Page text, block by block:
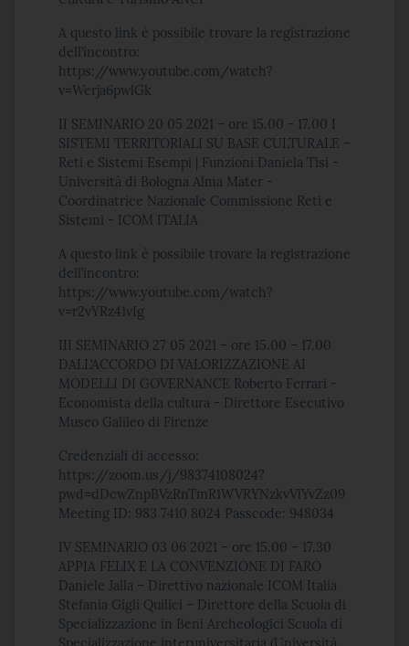
A questo link è possibile trovare la registrazione
dell’incontro:
https://www.youtube.com/watch?
v=Werja6pwlGk
II SEMINARIO 20 05 2021 – ore 15.00 - 17.00 I
SISTEMI TERRITORIALI SU BASE CULTURALE –
Reti e Sistemi Esempi | Funzioni Daniela Tisi -
Università di Bologna Alma Mater -
Coordinatrice Nazionale Commissione Reti e
Sistemi - ICOM ITALIA
A questo link è possibile trovare la registrazione
dell’incontro:
https://www.youtube.com/watch?
v=r2vYRz41vIg
III SEMINARIO 27 05 2021 – ore 15.00 – 17.00
DALL’ACCORDO DI VALORIZZAZIONE AI
MODELLI DI GOVERNANCE Roberto Ferrari -
Economista della cultura - Direttore Esecutivo
Museo Galileo di Firenze
Credenziali di accesso:
https://zoom.us/j/98374108024?
pwd=dDcwZnpBVzRnTmR1WVRYNzkvVlYvZz09
Meeting ID: 983 7410 8024 Passcode: 948034
IV SEMINARIO 03 06 2021 – ore 15.00 – 17.30
APPIA FELIX E LA CONVENZIONE DI FARO
Daniele Jalla – Direttivo nazionale ICOM Italia
Stefania Gigli Quilici – Direttore della Scuola di
Specializzazione in Beni Archeologici Scuola di